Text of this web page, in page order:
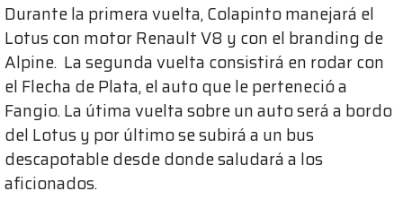
Durante la primera vuelta, Colapinto manejará el
Lotus con motor Renault V8 y con el branding de
Alpine. La segunda vuelta consistirá en rodar con
el Flecha de Plata, el auto que le perteneció a
Fangio. La útima vuelta sobre un auto será a bordo
del Lotus y por último se subirá a un bus
descapotable desde donde saludará a los
aficionados.